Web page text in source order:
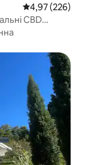
Середня
4,97 (226)
CBD